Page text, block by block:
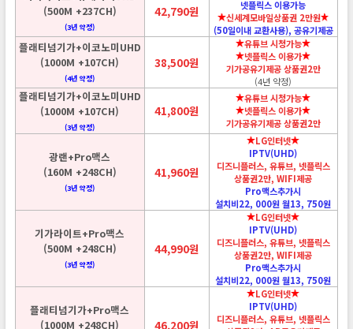
(500M +237CH)
(3년 약정)
42,790원
넷플릭스 이용가능
신세계모바일상품권 2만원
(50일이내 교환사용), 공유기제공
플래티넘기가+이코노미UHD
(1000M +107CH)
(4년 약정)
38,500원
유튜브 시청가능
넷플릭스 이용가
기가공유기제공 상품권2만
(4년 약정)
플래티넘기가+이코노미UHD
(1000M +107CH)
(3년 약정)
41,800원
유튜브 시청가능
넷플릭스 이용가
기가공유기제공 상품권2만
광랜+Pro맥스
(160M +248CH)
(3년 약정)
41,960원
LG인터넷
IPTV(UHD)
디즈니플러스, 유튜브, 넷플릭스
상품권2만, WIFI제공
Pro맥스추가시
설치비22, 000원 월13, 750원
기가라이트+Pro맥스
(500M +248CH)
(3년 약정)
44,990원
LG인터넷
IPTV(UHD)
디즈니플러스, 유튜브, 넷플릭스
상품권2만, WIFI제공
Pro맥스추가시
설치비22, 000원 월13, 750원
플래티넘기가+Pro맥스
(1000M +248CH)
46,200원
LG인터넷
IPTV(UHD)
디즈니플러스, 유튜브, 넷플릭스